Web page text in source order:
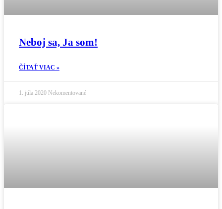
Neboj sa, Ja som!
ČÍTAŤ VIAC »
1. júla 2020 Nekomentované